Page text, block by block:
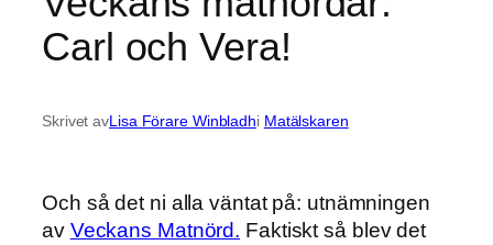
Carl och Vera!
Skrivet avLisa Förare Winbladhi Matälskaren
Och så det ni alla väntat på: utnämningen
av Veckans Matnörd. Faktiskt så blev det